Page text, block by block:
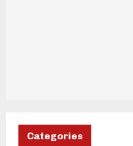
Categories